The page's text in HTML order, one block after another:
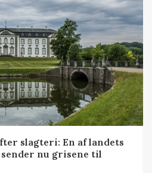
slagteri: En af landets
nu grisene til